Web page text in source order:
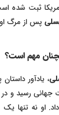
ثبت شده
پس از مرگ
مهم است؟
، یادآور
جهانی رسید و
او نه تنها یک